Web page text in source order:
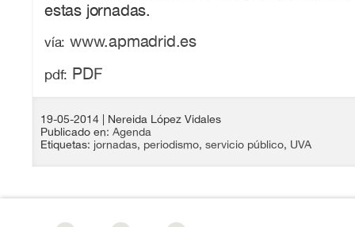
estas jornadas.
vía: www.apmadrid.es
pdf: PDF
19-05-2014
| Nereida López Vidales
Publicado en: Agenda
Etiquetas: jornadas, periodismo, servicio público, UVA